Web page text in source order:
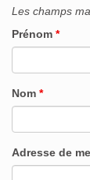
Les champs
Prénom *
Nom *
Adresse de